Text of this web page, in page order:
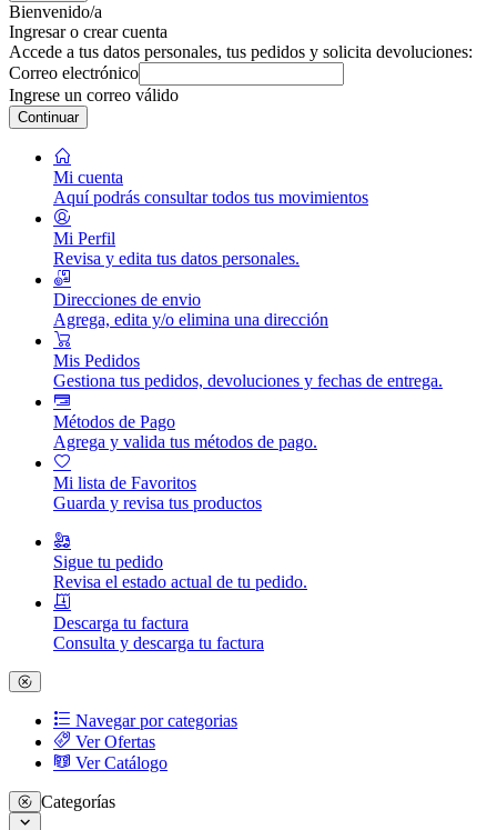
Bienvenido/a
Ingresar o crear cuenta
Accede a tus datos personales, tus pedidos y solicita devoluciones:
Correo electrónico
Ingrese un correo válido
Continuar
Mi cuenta
Aquí podrás consultar todos tus movimientos
Mi Perfil
Revisa y edita tus datos personales.
Direcciones de envio
Agrega, edita y/o elimina una dirección
Mis Pedidos
Gestiona tus pedidos, devoluciones y fechas de entrega.
Métodos de Pago
Agrega y valida tus métodos de pago.
Mi lista de Favoritos
Guarda y revisa tus productos
Sigue tu pedido
Revisa el estado actual de tu pedido.
Descarga tu factura
Consulta y descarga tu factura
Navegar por categorias
Ver Ofertas
Ver Catálogo
Categorías